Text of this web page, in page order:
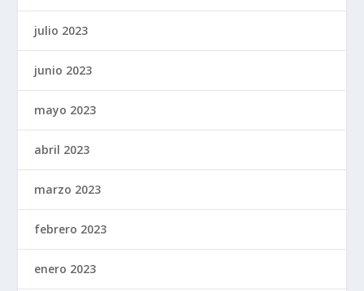
julio 2023
junio 2023
mayo 2023
abril 2023
marzo 2023
febrero 2023
enero 2023